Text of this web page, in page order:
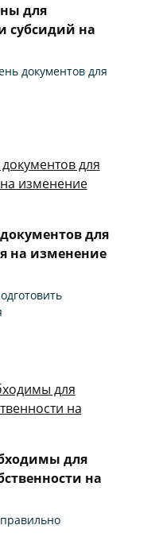
для
субсидий на
документов для
для
на изменение
для
на